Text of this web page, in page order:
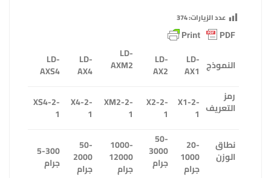
عدد الزيارات:374
النموذج LD-
AX1
LD-
AX2
LD-
AXM2
LD-
AX4
LD-
AXS4
رمز
التعريف X1-2-
1
X2-2-
1
XM2-2-
1
X4-2-
1
XS4-2-
1
نطاق
الوزن
20-
1000
جرام
50-
3000
جرام
1000-
12000
جرام
50-
2000
جرام
5-300
جرام